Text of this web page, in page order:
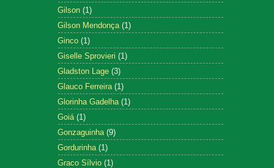
Gilson (1)
Gilson Mendonça (1)
Ginco (1)
Giselle Sprovieri (1)
Gladston Lage (3)
Glauco Ferreira (1)
Glorinha Gadelha (1)
Goiá (1)
Gonzaguinha (9)
Gordurinha (1)
Graco Sílvio (1)